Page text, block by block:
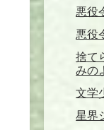
悪役
悪役
捨て
みの
文学
星界